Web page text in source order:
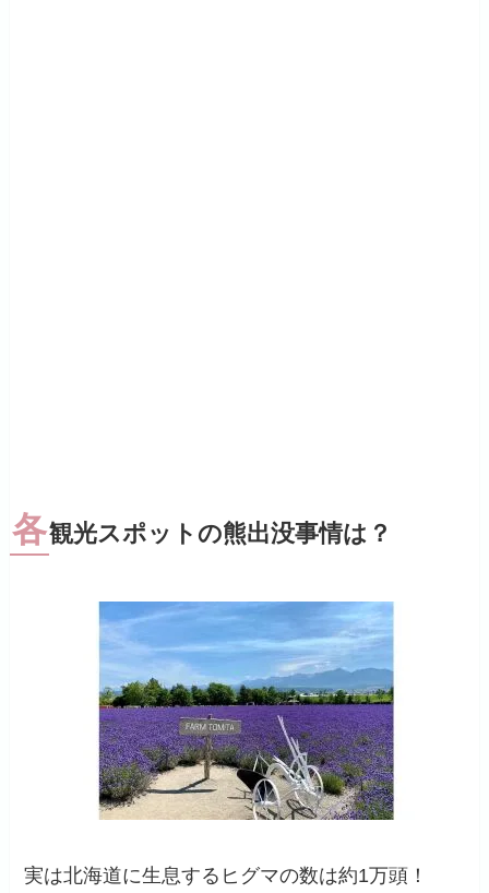
各観光スポットの熊出没事情は？
実は北海道に生息するヒグマの数は約1万頭！